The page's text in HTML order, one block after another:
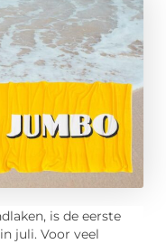
is de eerste
juli. Voor veel